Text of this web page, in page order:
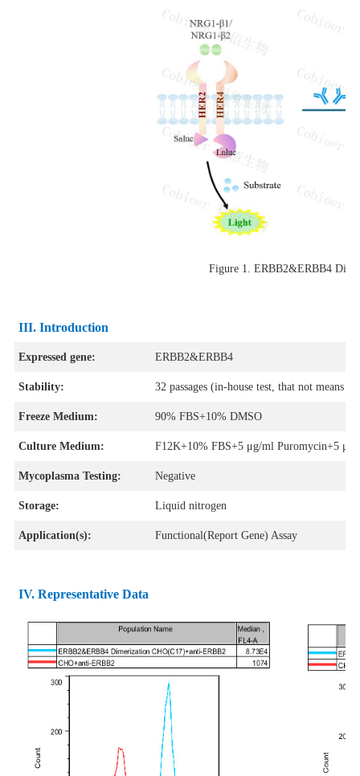
Figure 1. ERBB2&ERBB4
III. Introduction
Expressed gene: ERBB2&ERBB4
Stability: 32 passages (in-house test, that not means
Freeze Medium: 90% FBS+10% DMSO
Culture Medium: F12K+10% FBS+5 μg/ml Puromycin+5
Mycoplasma Testing: Negative
Storage: Liquid nitrogen
Application(s): Functional(Report Gene) Assay
IV. Representative Data